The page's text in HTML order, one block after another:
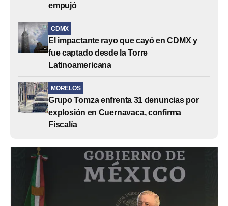
empujó
CDMX
El impactante rayo que cayó en CDMX y
fue captado desde la Torre
Latinoamericana
MORELOS
Grupo Tomza enfrenta 31 denuncias por
explosión en Cuernavaca, confirma
Fiscalía